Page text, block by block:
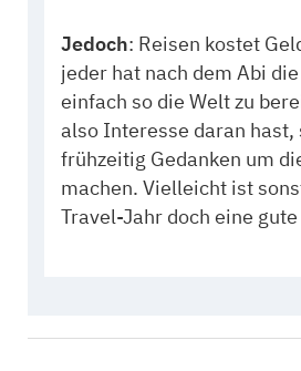
Jedoch: Reisen kostet
jeder hat nach dem Abi
einfach so die Welt zu
also Interesse daran
frühzeitig Gedanken um
machen. Vielleicht ist
Travel-Jahr doch eine